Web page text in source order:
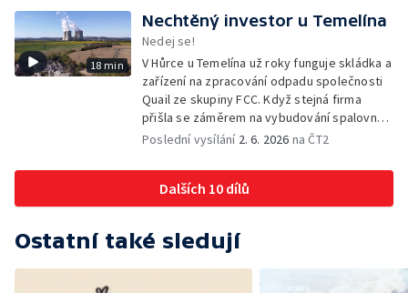
18 min
Nechtěný investor u Temelína
Nedej se!
V Hůrce u Temelína už roky funguje skládka a
zařízení na zpracování odpadu společnosti
Quail ze skupiny FCC. Když stejná firma
přišla se záměrem na vybudování spalovny
nebezpečných odpadů, okolní obce se
zkušenosti s dosavadním provozem i kauza
rekultivace odkališť v Mydlovarech.
Poslední vysílání 2. 6. 2026 na ČT2
Dalších 10 dílů
Ostatní také sledují